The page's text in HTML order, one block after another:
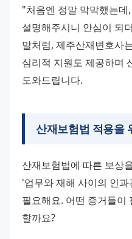
"처음엔 정말 막막했는
설명해주시니 안심이 되
말처럼, 제주산재변호사
심리적 지원도 제공하며
도와드립니다.
산재보험법 적용을
산재보험법에 따른 보상
'업무와 재해 사이의 인
필요해요. 어떤 증거들이
할까요?